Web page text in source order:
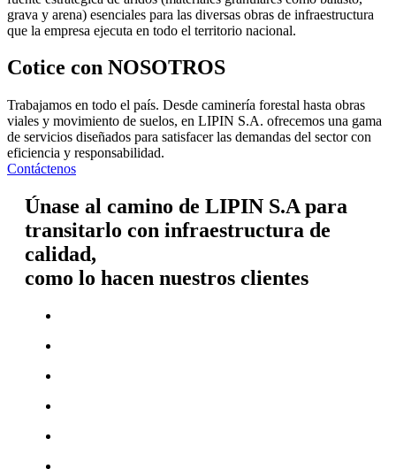
grava y arena) esenciales para las diversas obras de infraestructura
que la empresa ejecuta en todo el territorio nacional.
Cotice con NOSOTROS
Trabajamos en todo el país. Desde caminería forestal hasta obras
viales y movimiento de suelos, en LIPIN S.A. ofrecemos una gama
de servicios diseñados para satisfacer las demandas del sector con
eficiencia y responsabilidad.
Contáctenos
Únase al camino de LIPIN S.A para
transitarlo con infraestructura de
calidad,
como lo hacen nuestros clientes